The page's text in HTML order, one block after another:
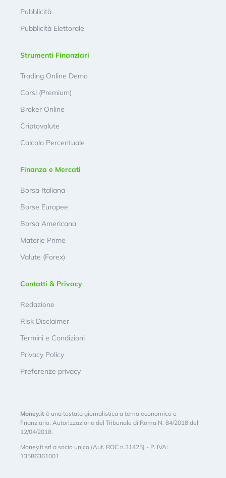
Pubblicità
Pubblicità Elettorale
Strumenti Finanziari
Trading Online Demo
Corsi (Premium)
Broker Online
Criptovalute
Calcolo Percentuale
Finanza e Mercati
Borsa Italiana
Borse Europee
Borsa Americana
Materie Prime
Valute (Forex)
Contatti & Privacy
Redazione
Risk Disclaimer
Termini e Condizioni
Privacy Policy
Preferenze privacy
Money.it è una testata giornalistica a tema economico e
finanziario. Autorizzazione del Tribunale di Roma N. 84/2018 del
12/04/2018.
Money.it srl a socio unico (Aut. ROC n.31425) - P. IVA:
13586361001